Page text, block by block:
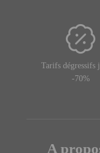
Tarifs dégressifs
-70%
A